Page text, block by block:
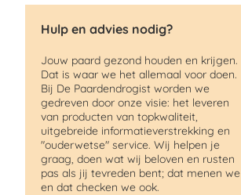
Hulp en advies nodig?
Jouw paard gezond houden en krijgen.
Dat is waar we het allemaal voor doen.
Bij De Paardendrogist worden we
gedreven door onze visie: het leveren
van producten van topkwaliteit,
uitgebreide informatieverstrekking en
"ouderwetse" service. Wij helpen je
graag, doen wat wij beloven en rusten
pas als jij tevreden bent; dat menen we
en dat checken we ook.